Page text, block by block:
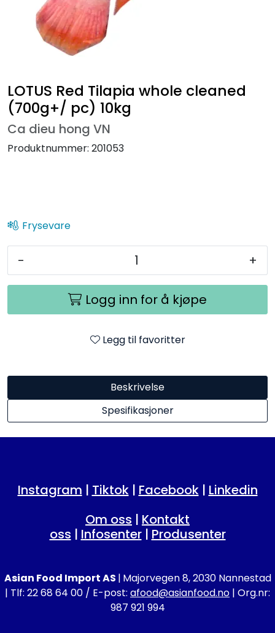
LOTUS Red Tilapia whole cleaned
(700g+/ pc) 10kg
Ca dieu hong VN
Produktnummer: 201053
Frysevare
- +
Logg inn for å kjøpe
Legg til favoritter
Beskrivelse
Spesifikasjoner
Instagram | Tiktok| Facebook| Linkedin
Om oss | Kontakt
oss | Infosenter| Produsenter
Asian Food Import AS | Majorvegen 8, 2030 Nannestad
| Tlf: 22 68 64 00 / E-post: afood@asianfood.no | Org.nr:
987 921 994